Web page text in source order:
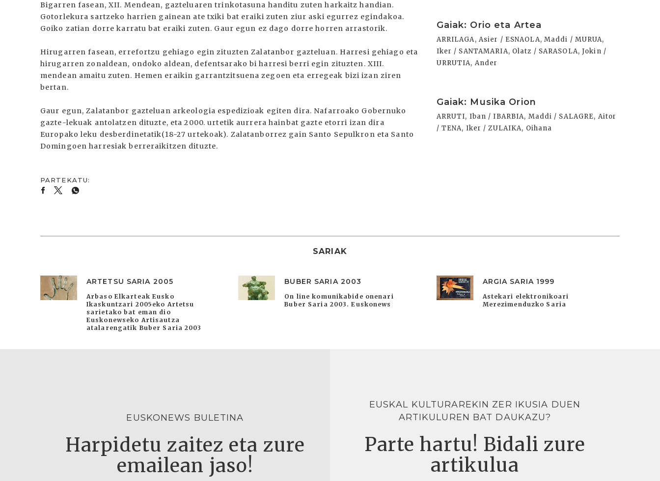
Bigarren fasean, XII. Mendean, gazteluaren trinkotasuna handitu zuten harkaitz handian.
Gotorlekura sartzeko harrien gainean ate txiki bat eraiki zuten ziur aski egurrez egindakoa.
Goiko zatian dorre karratu bat eraiki zuten. Gaur egun ez dago dorre horren arrastorik.
Hirugarren fasean, errefortzu gehiago egin zituzten Zalatanbor gazteluan. Harresi gehiago eta
hirugarren zonaldean, ondoko aldean, defentsarako bi harresi berri egin zituzten. XIII.
mendean amaitu zuten. Hemen eraikin garrantzitsuena zegoen eta erregeak bizi izan ziren
bertan.
Gaur egun, Zalatanbor gazteluan arkeologia espedizioak egiten dira. Nafarroako Gobernuko
gazte-lekuak antolatzen dituzte, eta 2000. urtetik aurrera hainbat gazte etorri izan dira
Europako leku desberdinetatik(18-27 urtekoak). Zalatanborrez gain Santo Sepulkron eta Santo
Domingoen harresiak berreraikitzen dituzte.
Gaiak: Orio eta Artea
ARRILAGA, Asier / ESNAOLA, Maddi / MURUA,
Iker / SANTAMARIA, Olatz / SARASOLA, Jokin /
URRUTIA, Ander
Gaiak: Musika Orion
ARRUTI, Iban / IBARBIA, Maddi / SALAGRE, Aitor
/ TENA, Iker / ZULAIKA, Oihana
SARIAK
ARTETSU SARIA 2005
Arbaso Elkarteak Eusko
Ikaskuntzari 2005eko Artetsu
sarietako bat eman dio
Euskonewseko Artisautza
atalarengatik Buber Saria 2003
BUBER SARIA 2003
On line komunikabide onenari
Buber Saria 2003. Euskonews
ARGIA SARIA 1999
Astekari elektronikoari
Merezimenduzko Saria
EUSKONEWS BULETINA
Harpidetu zaitez eta zure
emailean jaso!
EUSKAL KULTURAREKIN ZER IKUSIA DUEN
ARTIKULUREN BAT DAUKAZU?
Parte hartu! Bidali zure
artikulua